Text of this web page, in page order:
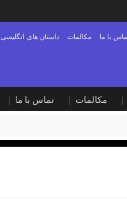
داستان های انگلیسی مکالمات با ما
مکالمات تماس با ما